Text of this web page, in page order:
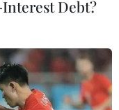
cộng đồng
Debt?